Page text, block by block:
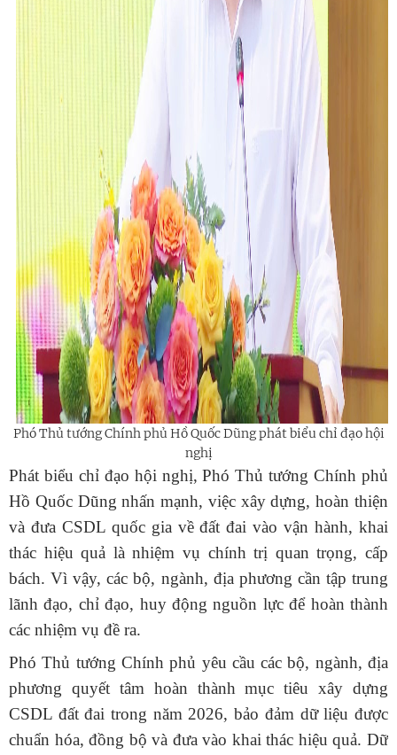
Phó Thủ tướng Chính phủ Hồ Quốc Dũng phát biểu chỉ đạo hội
nghị
Phát biểu chỉ đạo hội nghị, Phó Thủ tướng Chính phủ
Hồ Quốc Dũng nhấn mạnh, việc xây dựng, hoàn thiện
và đưa CSDL quốc gia về đất đai vào vận hành, khai
thác hiệu quả là nhiệm vụ chính trị quan trọng, cấp
bách. Vì vậy, các bộ, ngành, địa phương cần tập trung
lãnh đạo, chỉ đạo, huy động nguồn lực để hoàn thành
các nhiệm vụ đề ra.
Phó Thủ tướng Chính phủ yêu cầu các bộ, ngành, địa
phương quyết tâm hoàn thành mục tiêu xây dựng
CSDL đất đai trong năm 2026, bảo đảm dữ liệu được
chuẩn hóa, đồng bộ và đưa vào khai thác hiệu quả. Dữ